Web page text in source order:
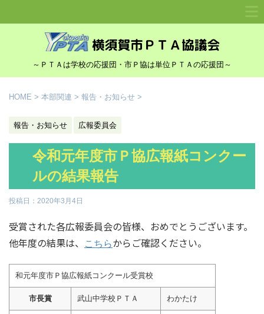
～ＰＴＡは学校の応援団・市Ｐ協は単位ＰＴＡの応援団～
HOME > 本部関連 > 報告・お知らせ >
報告・お知らせ 広報委員会
令和元年度市Ｐ協広報紙コンクー
ルの結果報告
投稿日： 2020年3月4日
受賞された各広報委員会の皆様、おめでとうございます。
他年度の結果は、
こちらからご確認ください。
和元年度市Ｐ協広報紙コンクール受賞校
市長賞 武山中学校ＰＴＡ わかたけ